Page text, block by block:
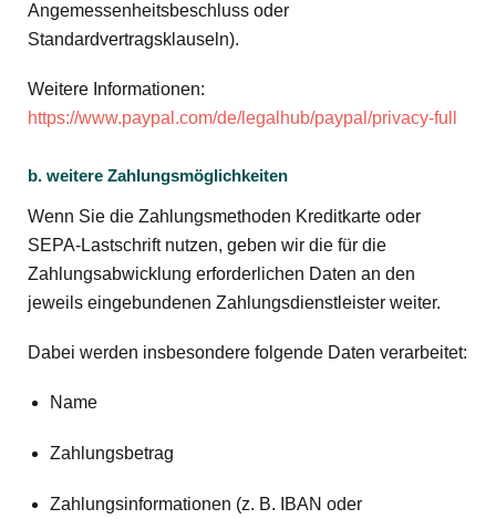
Angemessenheitsbeschluss oder
Standardvertragsklauseln).
Weitere Informationen:
https://www.paypal.com/de/legalhub/paypal/privacy-full
b. weitere Zahlungsmöglichkeiten
Wenn Sie die Zahlungsmethoden Kreditkarte oder
SEPA-Lastschrift nutzen, geben wir die für die
Zahlungsabwicklung erforderlichen Daten an den
jeweils eingebundenen Zahlungsdienstleister weiter.
Dabei werden insbesondere folgende Daten verarbeitet:
Name
Zahlungsbetrag
Zahlungsinformationen (z. B. IBAN oder